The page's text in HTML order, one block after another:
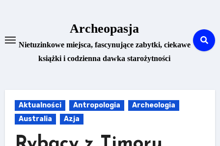
Archeopasja
Nietuzinkowe miejsca, fascynujące zabytki, ciekawe
książki i codzienna dawka starożytności
Aktualności Antropologia
Archeologia
Australia
Azja